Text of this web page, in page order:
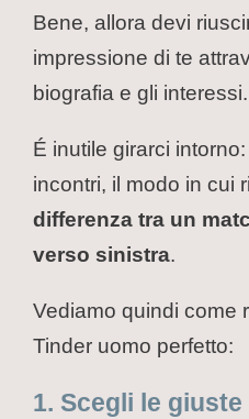
Bene, allora devi
impressione di te
biografia e gli interessi.
É inutile girarci
incontri, il modo in cui
differenza tra un
verso sinistra.
Vediamo quindi come
Tinder uomo perfetto:
1. Scegli le